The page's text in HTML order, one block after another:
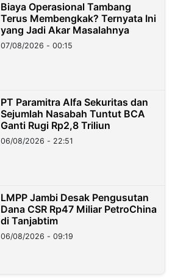
Biaya Operasional Tambang
Terus Membengkak? Ternyata Ini
yang Jadi Akar Masalahnya
07/08/2026 - 00:15
PT Paramitra Alfa Sekuritas dan
Sejumlah Nasabah Tuntut BCA
Ganti Rugi Rp2,8 Triliun
06/08/2026 - 22:51
LMPP Jambi Desak Pengusutan
Dana CSR Rp47 Miliar PetroChina
di Tanjabtim
06/08/2026 - 09:19